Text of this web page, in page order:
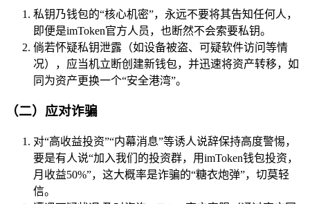
私钥乃钱包的“核心机密”，永远不要将其告知任何人，
即便是imToken官方人员，也断然不会索要私钥。
倘若怀疑私钥泄露（如设备被盗、可疑软件访问等情
况），应当机立断创建新钱包，并迅速将资产转移，如
同为资产更换一个“安全港湾”。
（二）应对诈骗
对“高收益投资”“内幕消息”等诱人说辞保持高度警惕，
要是有人说“加入我们的投资群，用imToken钱包投资，
月收益50%”，这大概率是诈骗的“糖衣炮弹”，切莫轻
信。